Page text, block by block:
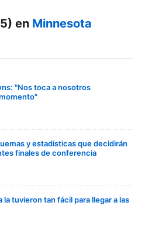
en Minnesota
"Nos toca a nosotros
y estadísticas que decidirán
finales de conferencia
la tuvieron tan fácil para llegar a las